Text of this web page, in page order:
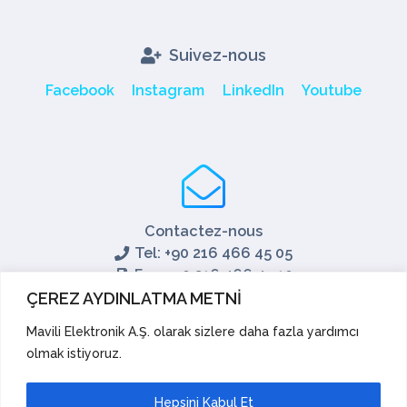
ÇEREZ AYDINLATMA METNİ
Mavili Elektronik A.Ş. olarak sizlere daha fazla yardımcı
olmak istiyoruz.
Hepsini Kabul Et
Suivez-nous
Facebook Instagram LinkedIn Youtube
Contactez-nous
Tel: +90 216 466 45 05
Fax: +90 216 466 45 10
export@mavili.com.tr
Soutien aux ventes
Soutien technique
Académie